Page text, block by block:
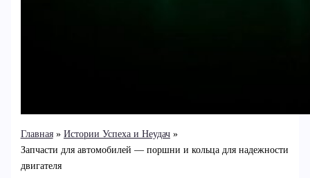
Главная
Истории Успеха и Неудач
Запчасти для автомобилей — поршни и кольца для надежности
двигателя